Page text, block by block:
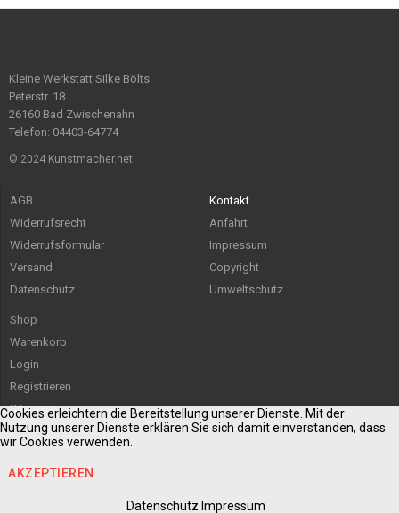
Kleine Werkstatt Silke Bölts
Peterstr. 18
26160 Bad Zwischenahn
Telefon: 04403-64774
© 2024 Kunstmacher.net
AGB
Widerrufsrecht
Widerrufsformular
Versand
Datenschutz
Kontakt
Anfahrt
Impressum
Copyright
Umweltschutz
Shop
Warenkorb
Login
Registrieren
Sitemap
Cookies erleichtern die Bereitstellung unserer Dienste. Mit der
Nutzung unserer Dienste erklären Sie sich damit einverstanden, dass
wir Cookies verwenden.
AKZEPTIEREN
Datenschutz Impressum